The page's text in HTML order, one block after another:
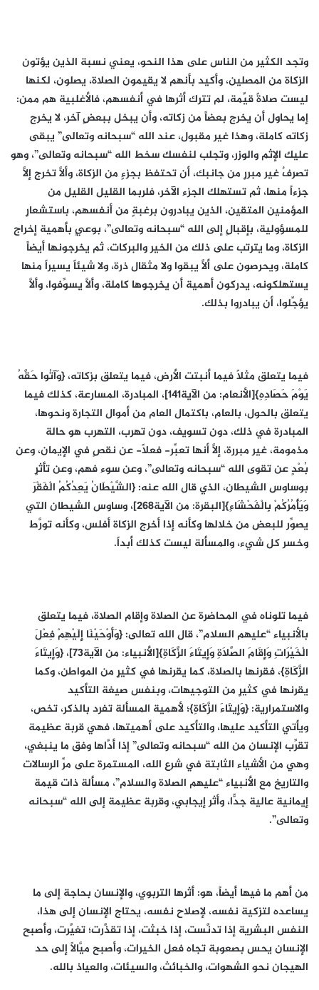
وتجد الكثير من الناس على هذا النحو، يعني نسبة الذين يؤتون
الزكاة من المصلين، وأكيد بأنهم لا يقيمون الصلاة، يصلون، لكنها
ليست صلاةً قيِّمة، لم تترك أثرها في أنفسهم، فالأغلبية هم ممن:
إما يحاول أن يخرج بعضاً من زكاته، وأن يبخل ببعضٍ آخر، لا يخرج
زكاته كاملة، وهذا غير مقبول، عند الله “سبحانه وتعالى” يبقى
عليك الإثم والوزر، وتجلب لنفسك سخط الله “سبحانه وتعالى”، وهو
تصرفٌ غير مبررٍ من جانبك، أن تحتفظ بجزءٍ من الزكاة، وألَّا تخرج إلَّا
جزءاً منها، ثم تستهلك الجزء الآخر، فلربما القليل القليل من
المؤمنين المتقين، الذين يبادرون برغبةٍ من أنفسهم، باستشعارٍ
للمسؤولية، بإقبالٍ إلى الله “سبحانه وتعالى”، بوعيٍ بأهمية إخراج
الزكاة، وما يترتب على ذلك من الخير والبركات، ثم يخرجونها أيضاً
كاملة، ويحرصون على ألَّا يبقوا ولا مثقال ذرة، ولا شيئاً يسيراً منها
يستهلكونه، يدركون أهمية أن يخرجوها كاملة، وألَّا يسوِّفوا، وألَّا
يؤجِّلوا، أن يبادروا بذلك.
فيما يتعلق مثلاً فيما أنبتت الأرض، فيما يتعلق بزكاته، {وَآتُوا حَقَّهُ
يَوْمَ حَصَادِهِ}[الأنعام: من الآية141]، المبادرة، المسارعة، كذلك فيما
يتعلق بالحول، بالعام، باكتمال العام من أموال التجارة ونحوها،
المبادرة في ذلك، دون تسويف، دون تهرب، التهرب هو حالة
مذمومة، غير مبررة، إلَّا أنها تعبِّر- فعلاً- عن نقصٍ في الإيمان، وعن
بُعْدٍ عن تقوى الله “سبحانه وتعالى”، وعن سوء فهم، وعن تأثرٍ
بوساوس الشيطان، الذي قال الله عنه: {الشَّيْطَانُ يَعِدُكُمُ الْفَقْرَ
وَيَأْمُرُكُمْ بِالْفَحْشَاءِ}[البقرة: من الآية268]، وساوس الشيطان التي
يصوِّر للبعض من خلالها وكأنه إذا أخرج الزكاة أفلس، وكأنه تورَّط
وخسر كل شيء، والمسألة ليست كذلك أبداً.
فيما تلوناه في المحاضرة عن الصلاة وإقام الصلاة، فيما يتعلق
بالأنبياء “عليهم السلام”، قال الله تعالى: {وَأَوْحَيْنَا إِلَيْهِمْ فِعْلَ
الْخَيْرَاتِ وَإِقَامَ الصَّلَاةِ وَإِيتَاءَ الزَّكَاةِ}[الأنبياء: من الآية73]، {وَإِيتَاءَ
الزَّكَاةِ}، فقرنها بالصلاة، كما يقرنها في كثيرٍ من المواطن، وكما
يقرنها في كثيرٍ من التوجيهات، وبنفس صيغة التأكيد
والاستمرارية: {وَإِيتَاءَ الزَّكَاةِ}؛ لأهمية المسألة تفرد بالذكر، تخص،
ويأتي التأكيد عليها، والتأكيد على أهميتها، فهي قربة عظيمة
تقرِّب الإنسان من الله “سبحانه وتعالى” إذا أدَّاها وفق ما ينبغي،
وهي من الأشياء الثابتة في شرع الله، المستمرة على مرِّ الرسالات
والتاريخ مع الأنبياء “عليهم الصلاة والسلام”، مسألة ذات قيمة
إيمانية عالية جدًّا، وأثر إيجابي، وقربة عظيمة إلى الله “سبحانه
وتعالى”.
من أهم ما فيها أيضاً، هو: أثرها التربوي، والإنسان بحاجة إلى ما
يساعده لتزكية نفسه، لإصلاح نفسه، يحتاج الإنسان إلى هذا،
النفس البشرية إذا تدنَّست، إذا خبثت، إذا تقذَّرت؛ تغيَّرت، وأصبح
الإنسان يحس بصعوبة تجاه فعل الخيرات، وأصبح ميَّالاً إلى حد
الهيجان نحو الشهوات، والخبائث، والسيئات، والعياذ بالله.